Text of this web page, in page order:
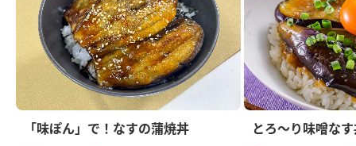
「味ぽん」で！なすの蒲焼丼 とろ～り味噌な